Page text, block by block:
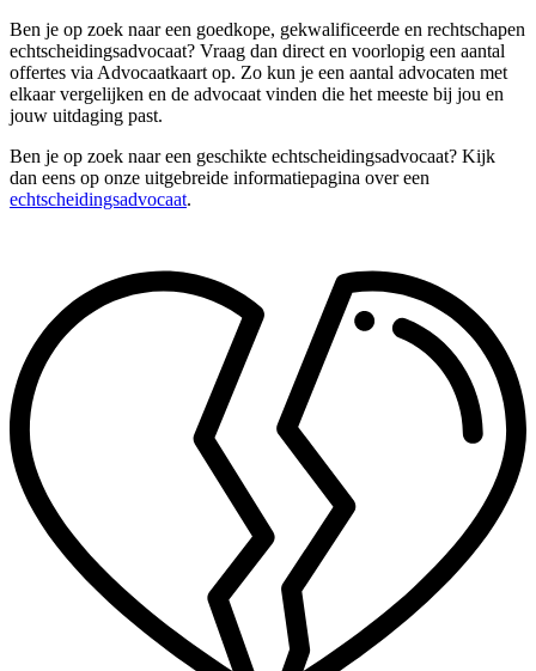
Ben je op zoek naar een goedkope, gekwalificeerde en rechtschapen
echtscheidingsadvocaat? Vraag dan direct en voorlopig een aantal
offertes via Advocaatkaart op. Zo kun je een aantal advocaten met
elkaar vergelijken en de advocaat vinden die het meeste bij jou en
jouw uitdaging past.
Ben je op zoek naar een geschikte echtscheidingsadvocaat? Kijk
dan eens op onze uitgebreide informatiepagina over een
echtscheidingsadvocaat.